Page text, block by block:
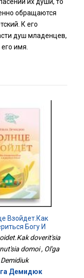
обращаются
К его
душ младенцев,
имя.
Взойдет.Как
Богу И
Домой
doverit'sia
domoi , Ol'ga
Demidiuk
Демидюк